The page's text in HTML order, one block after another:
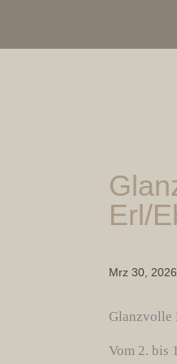
Erl/
Mrz 30, 2026
Glanzvolle
Vom 2. bis